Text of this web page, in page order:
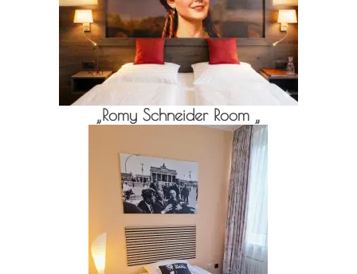
„Romy Schneider Room „